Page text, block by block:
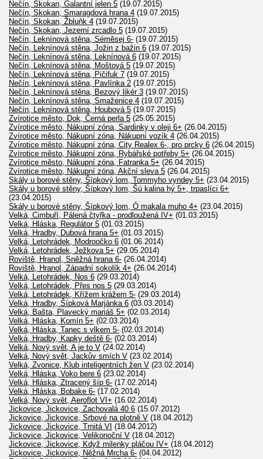
Nečín, Skokan, Galantní jelen 5 (19.07.2015)
Nečín, Skokan, Smaragdová hrana 4 (19.07.2015)
Nečín, Skokan, Žbluňk 4 (19.07.2015)
Nečín, Skokan, Jezerní zrcadlo 5 (19.07.2015)
Nečín, Leknínová stěna, Séměsej 6- (19.07.2015)
Nečín, Leknínová stěna, Jožin z bažin 6 (19.07.2015)
Nečín, Leknínová stěna, Leknínová 6 (19.07.2015)
Nečín, Leknínová stěna, Moštová 5 (19.07.2015)
Nečín, Leknínová stěna, Pičifuk 7 (19.07.2015)
Nečín, Leknínová stěna, Pavlínka 2 (19.07.2015)
Nečín, Leknínová stěna, Bezový likér 3 (19.07.2015)
Nečín, Leknínová stěna, Smaženice 4 (19.07.2015)
Nečín, Leknínová stěna, Houbová 5 (19.07.2015)
Zvírotice město, Dok, Černá perla 5 (25.05.2015)
Zvírotice město, Nákupní zóna, Sardinky v oleji 6+ (26.04.2015)
Zvírotice město, Nákupní zóna, Nákupní vozík 4 (26.04.2015)
Zvírotice město, Nákupní zóna, City Realex 6-, pro prcky 6 (26.04.2015)
Zvírotice město, Nákupní zóna, Rybářské potřeby 5+ (26.04.2015)
Zvírotice město, Nákupní zóna, Fatranka 5+ (26.04.2015)
Zvírotice město, Nákupní zóna, Akční sleva 5 (26.04.2015)
Skály u borové stěny, Šípkový lom, Tommyho vyndey 5+ (23.04.2015)
Skály u borové stěny, Šípkový lom, Šú kalina hý 5+, trpaslíci 6+
(23.04.2015)
Skály u borové stěny, Šípkový lom, Ó makala muho 4+ (23.04.2015)
Velká, Cimbuří, Pálená čtyřka - prodloužená IV+ (01.03.2015)
Velká, Hláska, Regulátor 5 (01.03.2015)
Velká, Hradby, Dubová hrana 5+ (01.03.2015)
Velká, Letohrádek, Modroočko 6 (01.06.2014)
Velká, Letohrádek, Ježkova 5+ (29.05.2014)
Roviště, Hranol, Sněžná hrana 6- (26.04.2014)
Roviště, Hranol, Západní sokolík 4+ (26.04.2014)
Velká, Letohrádek, Nos 6 (29.03.2014)
Velká, Letohrádek, Přes nos 5 (29.03.2014)
Velká, Letohrádek, Křížem krážem 5- (29.03.2014)
Velká, Hradby, Šípková Marjánka 6 (03.03.2014)
Velká, Bašta, Plavecký mariáš 5+ (02.03.2014)
Velká, Hláska, Komín 5+ (02.03.2014)
Velká, Hláska, Tanec s vlkem 5- (02.03.2014)
Velká, Hradby, Kapky deště 6- (02.03.2014)
Velká, Nový svět, A je to V (24.02.2014)
Velká, Nový svět, Jackův smích V (23.02.2014)
Velká, Zvonice, Klub inteligentních žen V (23.02.2014)
Velká, Hláska, Voko bere 6 (23.02.2014)
Velká, Hláska, Ztracený šíp 6- (17.02.2014)
Velká, Hláska, Bobake 6- (17.02.2014)
Velká, Nový svět, Aeroflot VI+ (16.02.2014)
Jickovice, Jickovice, Zachovalá 40 6 (15.07.2012)
Jickovice, Jickovice, Srbové na plotně V (18.04.2012)
Jickovice, Jickovice, Trnitá VI (18.04.2012)
Jickovice, Jickovice, Velikonoční V (18.04.2012)
Jickovice, Jickovice, Když milenky pláčou IV+ (18.04.2012)
Jickovice, Jickovice, Něžná Mrcha 6- (04.04.2012)